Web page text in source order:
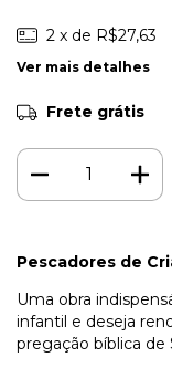
2 x de R$27,63
Ver mais detalhes
Frete grátis
Pescadores de
Uma obra
infantil e deseja
pregação bíblica de